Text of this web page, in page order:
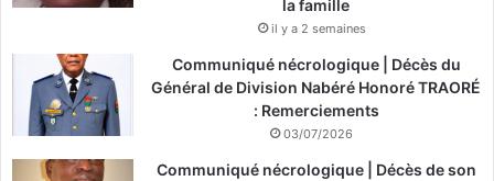
la famille
il y a 2 semaines
Communiqué nécrologique | Décès du
Général de Division Nabéré Honoré TRAORÉ
: Remerciements
03/07/2026
Communiqué nécrologique | Décès de son